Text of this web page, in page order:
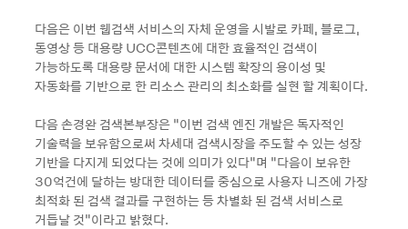
다음은 이번 웹검색 서비스의 자체 운영을 시발로 카페, 블로그,
동영상 등 대용량 UCC콘텐츠에 대한 효율적인 검색이
가능하도록 대용량 문서에 대한 시스템 확장의 용이성 및
자동화를 기반으로 한 리소스 관리의 최소화를 실현 할 계획이다.
다음 손경완 검색본부장은 “이번 검색 엔진 개발은 독자적인
기술력을 보유함으로써 차세대 검색시장을 주도할 수 있는 성장
기반을 다지게 되었다는 것에 의미가 있다”며 “다음이 보유한
30억건에 달하는 방대한 데이터를 중심으로 사용자 니즈에 가장
최적화 된 검색 결과를 구현하는 등 차별화 된 검색 서비스로
거듭날 것”이라고 밝혔다.